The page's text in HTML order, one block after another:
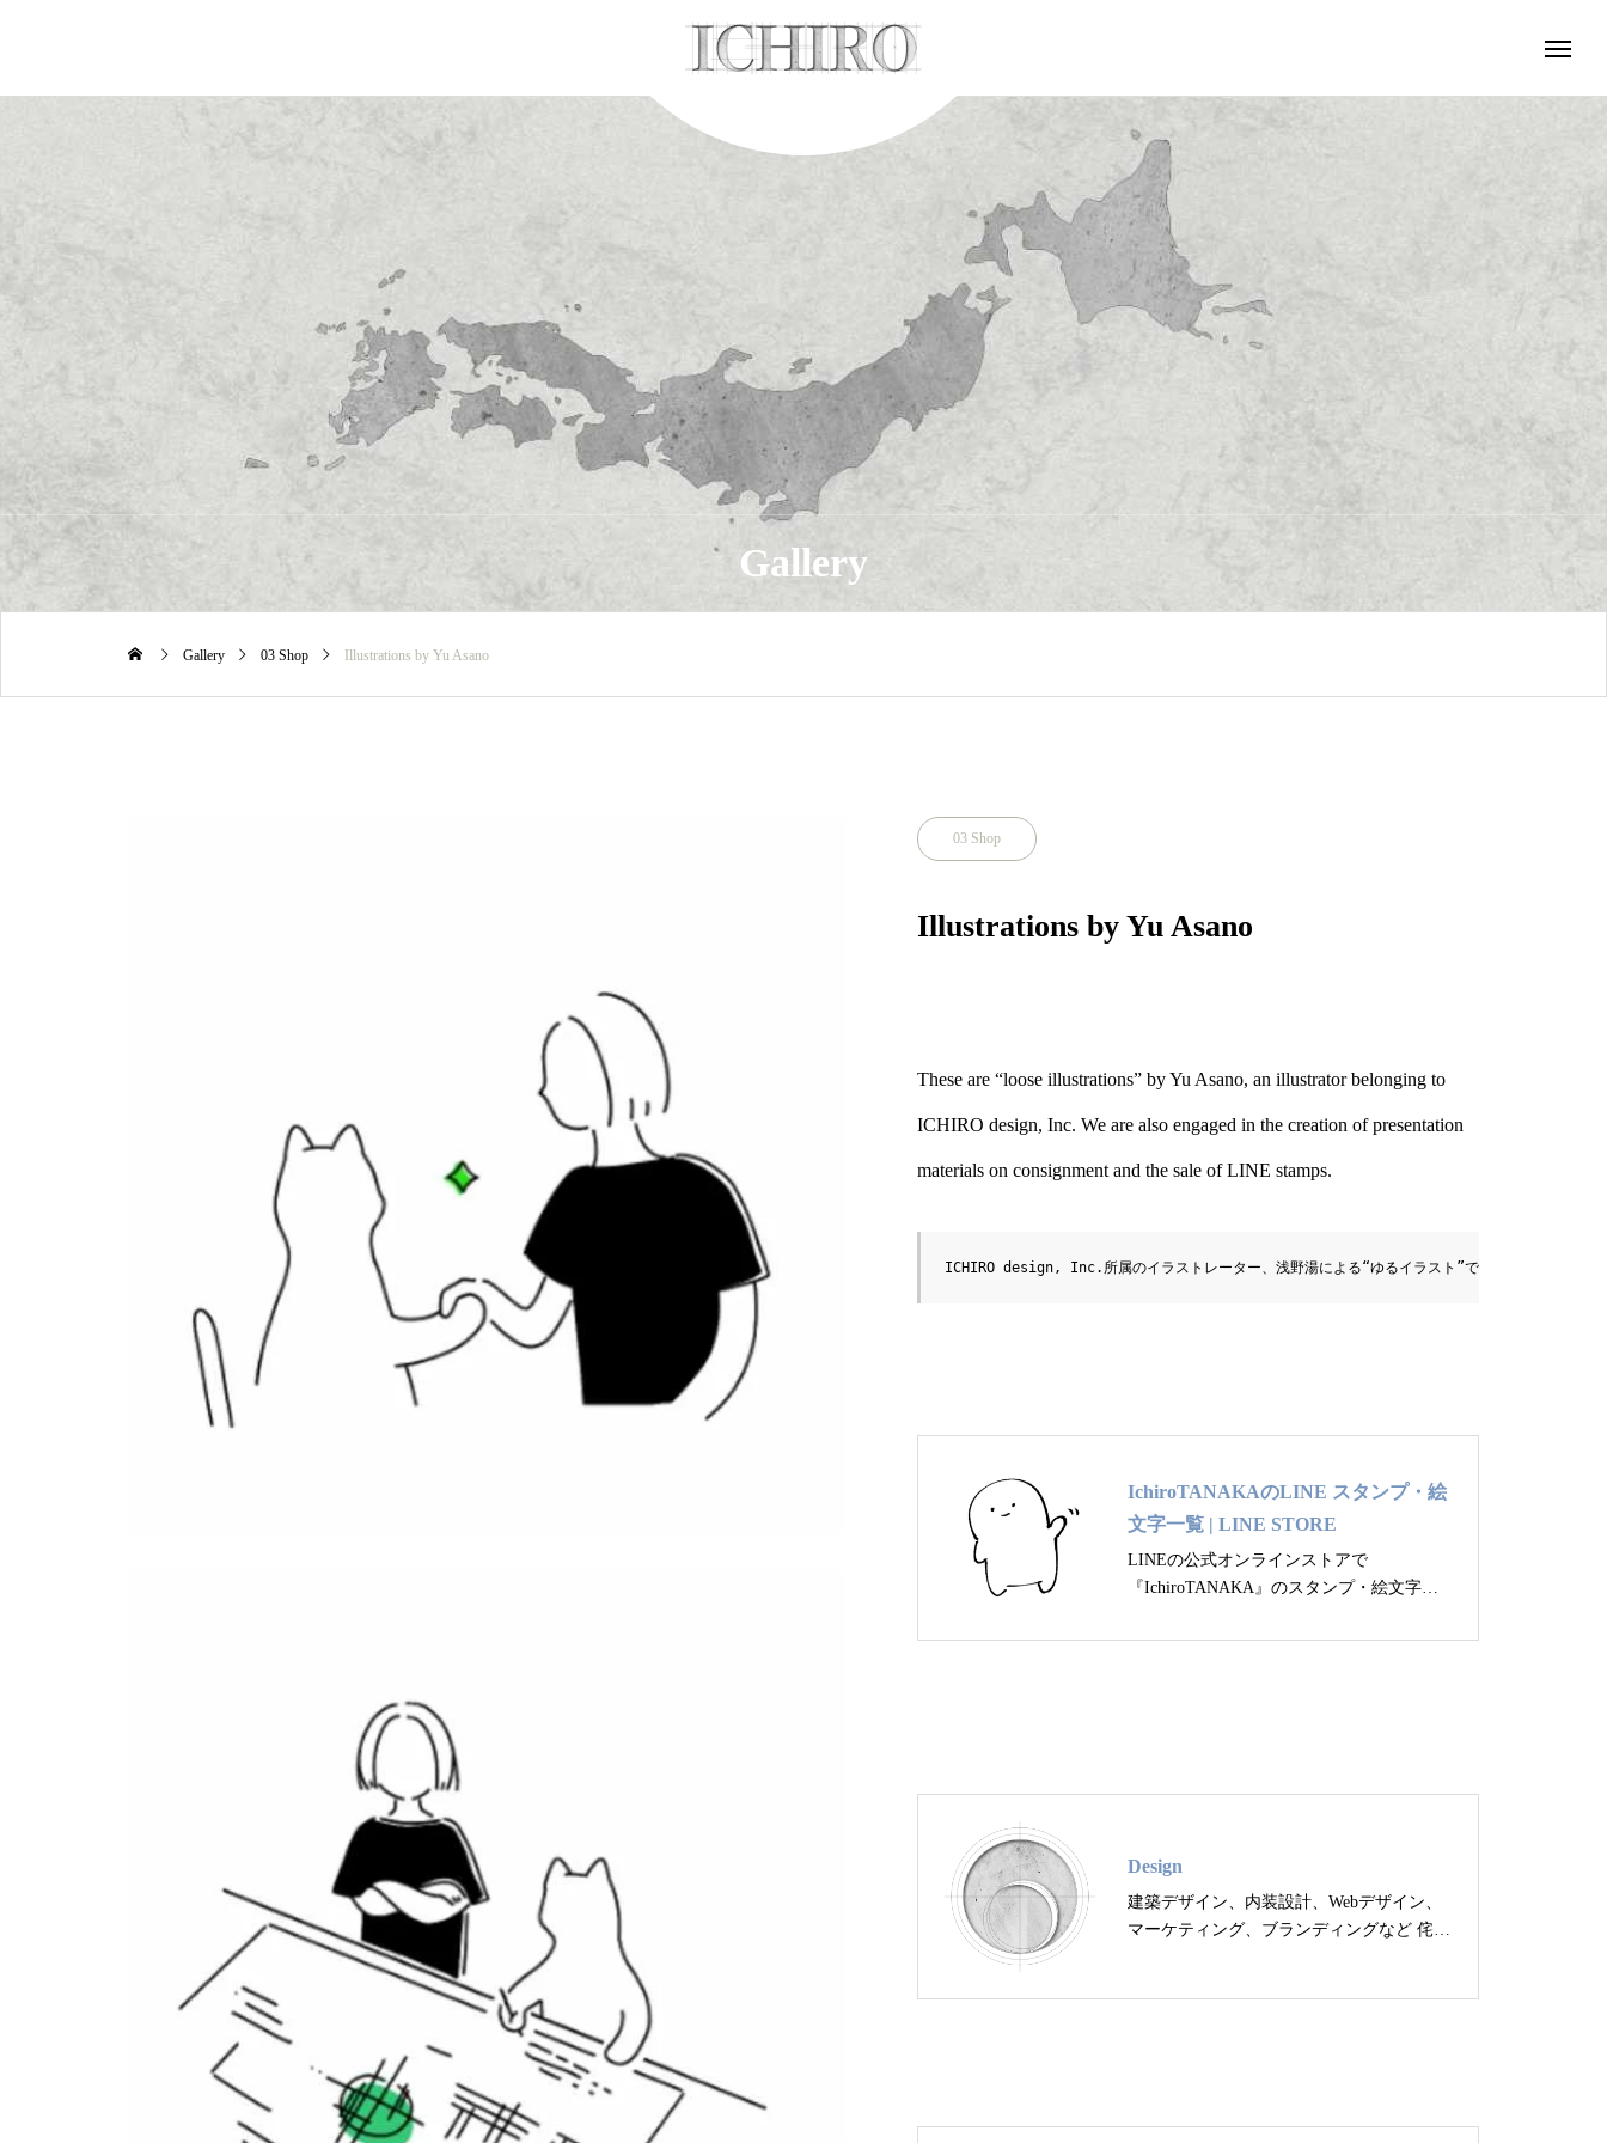
Gallery
Gallery 03 Shop Illustrations by Yu Asano
03 Shop
Illustrations by Yu Asano
These are “loose illustrations” by Yu Asano, an illustrator belonging to
ICHIRO design, Inc. We are also engaged in the creation of presentation
materials on consignment and the sale of LINE stamps.
ICHIRO design, Inc.所属のイラストレーター、浅野湯による“ゆるイラスト”です。プレゼンテー
IchiroTANAKAのLINE スタンプ・絵
文字一覧 | LINE STORE
LINEの公式オンラインストアで
『IchiroTANAKA』のスタンプ・絵文字を
Design
建築デザイン、内装設計、Webデザイン、
マーケティング、ブランディングなど 侘び